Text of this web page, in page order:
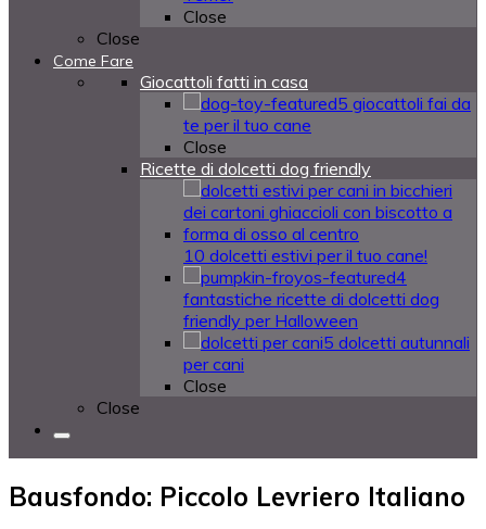
Close
Close
Come Fare
Giocattoli fatti in casa
5 giocattoli fai da
te per il tuo cane
Close
Ricette di dolcetti dog friendly
10 dolcetti estivi per il tuo cane!
4
fantastiche ricette di dolcetti dog
friendly per Halloween
5 dolcetti autunnali
per cani
Close
Close
Bausfondo: Piccolo Levriero Italiano